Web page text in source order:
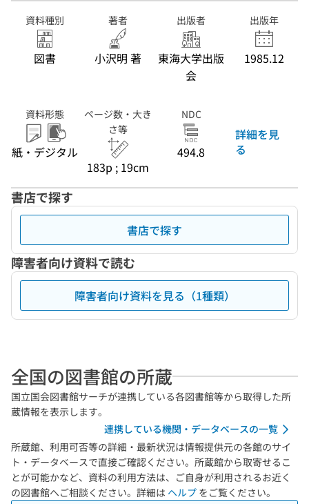
資料種別
図書
著者
小沢明 著
出版者
東海大学出版
会
出版年
1985.12
資料形態
紙・デジタル
ページ数・大き
さ等
183p ; 19cm
NDC
494.8
詳細を見
る
書店で探す
書店で探す
障害者向け資料で読む
障害者向け資料を見る（1種類）
全国の図書館の所蔵
国立国会図書館サーチが連携している各図書館等から取得した所
蔵情報を表示します。
連携している機関・データベースの一覧
所蔵館、利用可否等の詳細・最新状況は情報提供元の各館のサイ
ト・データベースで直接ご確認ください。所蔵館から取寄せるこ
とが可能かなど、資料の利用方法は、ご自身が利用されるお近く
の図書館へご相談ください。詳細は ヘルプ をご覧ください。